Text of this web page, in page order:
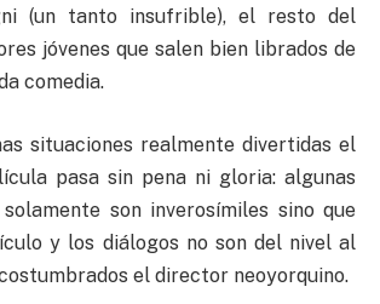
(un tanto insufrible), el resto del
jóvenes que salen bien librados de
comedia.
situaciones realmente divertidas el
pasa sin pena ni gloria: algunas
son inverosímiles sino que
y los diálogos no son del nivel al
el director neoyorquino.